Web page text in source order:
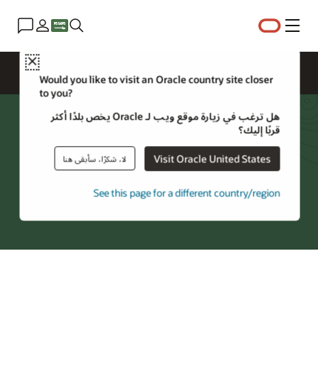
القائمة
Close
Would you like to visit an Oracle country site closer
to you?
هل ترغب في زيارة موقع ويب لـ Oracle يخص بلدًا أكثر
قربًا إليك؟
Visit Oracle United States لا، شكرًا، سأبقى هنا
See this page for a different country/region
الأسئلة المطروحة بشكل متكرر عن
تخزين الكائنات